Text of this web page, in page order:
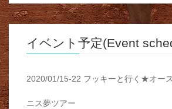
イベント予定(Event
2020/01/15-22 フッキーと行く★オー
ニス夢ツアー